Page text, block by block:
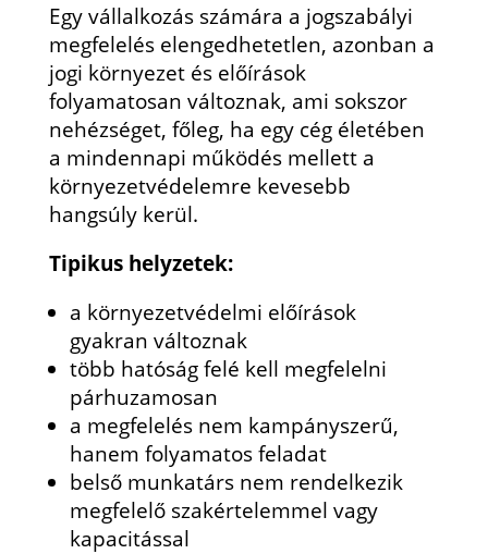
Egy vállalkozás számára a jogszabályi
megfelelés elengedhetetlen, azonban a
jogi környezet és előírások
folyamatosan változnak, ami sokszor
nehézséget, főleg, ha egy cég életében
a mindennapi működés mellett a
környezetvédelemre kevesebb
hangsúly kerül.
Tipikus helyzetek:
a környezetvédelmi előírások
gyakran változnak
több hatóság felé kell megfelelni
párhuzamosan
a megfelelés nem kampányszerű,
hanem folyamatos feladat
belső munkatárs nem rendelkezik
megfelelő szakértelemmel vagy
kapacitással